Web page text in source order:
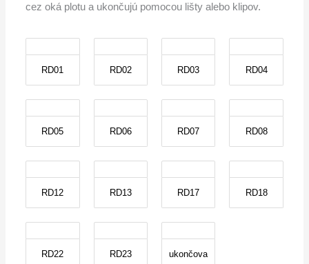
cez oká plotu a ukončujú pomocou lišty alebo klipov.
RD01 RD02 RD03 RD04
RD05 RD06 RD07 RD08
RD12 RD13 RD17 RD18
RD22 RD23
ukončova